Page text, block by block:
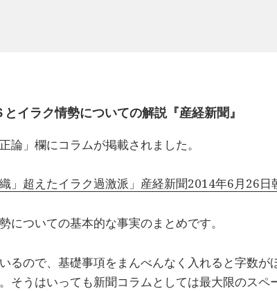
とイラク情勢についての解説『産経新聞』
論」欄にコラムが掲載されました。
」超えたイラク過激派」産経新聞2014年6月26日
についての基本的な事実のまとめです。
るので、基礎事項をまんべんなく入れると字数が
そうはいっても新聞コラムとしては最大限のスペ